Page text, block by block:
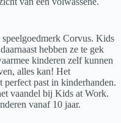
Corvus. Kids
hebben ze te gek
kinderen zelf kunnen
alles kan! Het
perfect past in kinderhanden.
vaandel bij Kids at Work.
vanaf 10 jaar.